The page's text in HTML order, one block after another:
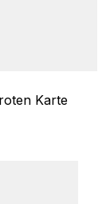
Karte